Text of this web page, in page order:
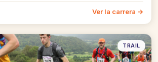
Ver la carrera →
TRAIL